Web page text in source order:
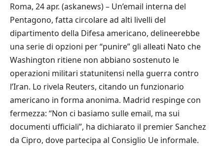
Roma, 24 apr. (askanews) – Un’email interna del
Pentagono, fatta circolare ad alti livelli del
dipartimento della Difesa americano, delineerebbe
una serie di opzioni per “punire” gli alleati Nato che
Washington ritiene non abbiano sostenuto le
operazioni militari statunitensi nella guerra contro
l’Iran. Lo rivela Reuters, citando un funzionario
americano in forma anonima. Madrid respinge con
fermezza: “Non ci basiamo sulle email, ma sui
documenti ufficiali”, ha dichiarato il premier Sanchez
da Cipro, dove partecipa al Consiglio Ue informale.